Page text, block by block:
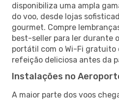
disponibiliza uma ampla
do voo, desde lojas
gourmet. Compre
best-seller para ler durante
portátil com o Wi-Fi gratuito
refeição deliciosa antes da
Instalações no
A maior parte dos voos